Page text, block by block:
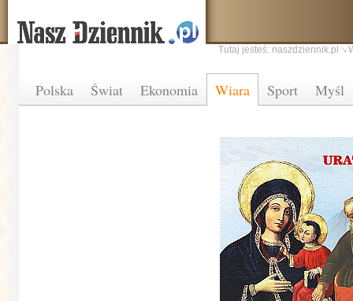
Polska Świat Ekonomia Wiara Sport Myśl
Tutaj jesteś: naszdziennik.pl